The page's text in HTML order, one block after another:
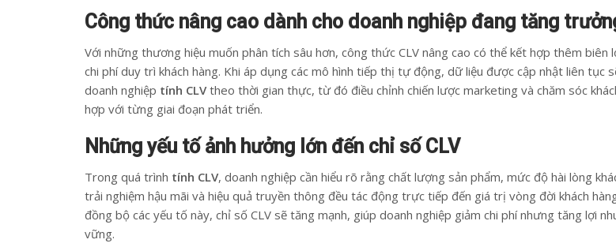
Công thức nâng cao dành cho doanh nghiệp đang tăng
Với những thương hiệu muốn phân tích sâu hơn, công thức CLV nâng cao có thể kết hợp thêm biên
chi phí duy trì khách hàng. Khi áp dụng các mô hình tiếp thị tự động, dữ liệu được cập nhật liên tục
doanh nghiệp tính CLVtheo thời gian thực, từ đó điều chỉnh chiến lược marketing và chăm sóc
hợp với từng giai đoạn phát triển.
Những yếu tố ảnh hưởng lớn đến chỉ số CLV
Trong quá trình tính CLV, doanh nghiệp cần hiểu rõ rằng chất lượng sản phẩm, mức độ hài lòng
trải nghiệm hậu mãi và hiệu quả truyền thông đều tác động trực tiếp đến giá trị vòng đời khách
đồng bộ các yếu tố này, chỉ số CLV sẽ tăng mạnh, giúp doanh nghiệp giảm chi phí nhưng tăng lợi
vững.